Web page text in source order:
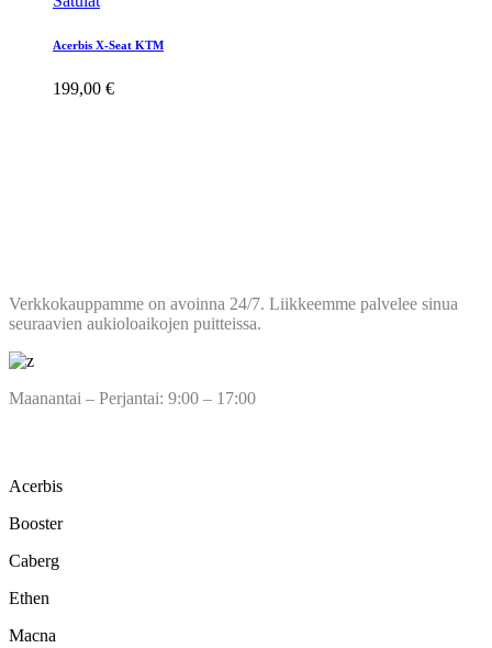
Acerbis X-Seat KTM
199,00 €
Verkkokauppamme on avoinna 24/7. Liikkeemme palvelee sinua
seuraavien aukioloaikojen puitteissa.
Maanantai – Perjantai: 9:00 – 17:00
Acerbis
Booster
Caberg
Ethen
Macna